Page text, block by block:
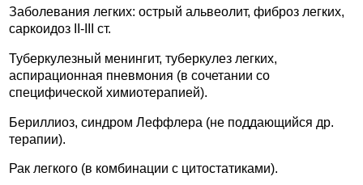
Заболевания легких: острый альвеолит, фиброз легких,
саркоидоз II-III ст.
Туберкулезный менингит, туберкулез легких,
аспирационная пневмония (в сочетании со
специфической химиотерапией).
Бериллиоз, синдром Леффлера (не поддающийся др.
терапии).
Рак легкого (в комбинации с цитостатиками).